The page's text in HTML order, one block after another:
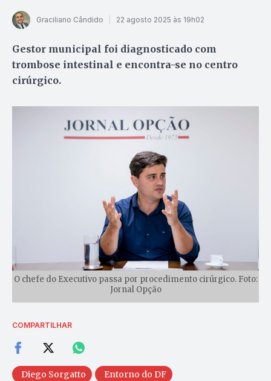
Graciliano Cândido 22 agosto 2025 às 19h02
Gestor municipal foi diagnosticado com
trombose intestinal e encontra-se no centro
cirúrgico.
O chefe do Executivo passa por procedimento cirúrgico. Foto:
Jornal Opção
COMPARTILHAR
Diego Sorgatto Entorno do DF